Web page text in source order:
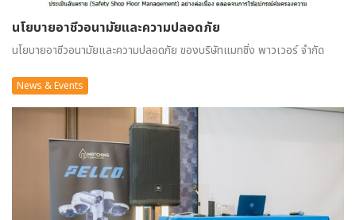
นโยบายอาชีวอนามัยและความปลอดภัย
นโยบายอาชีวอนามัยและความปลอดภัย ของบริษัทแมทชิ่ง พาวเวอร์ จำกัด
News & Events